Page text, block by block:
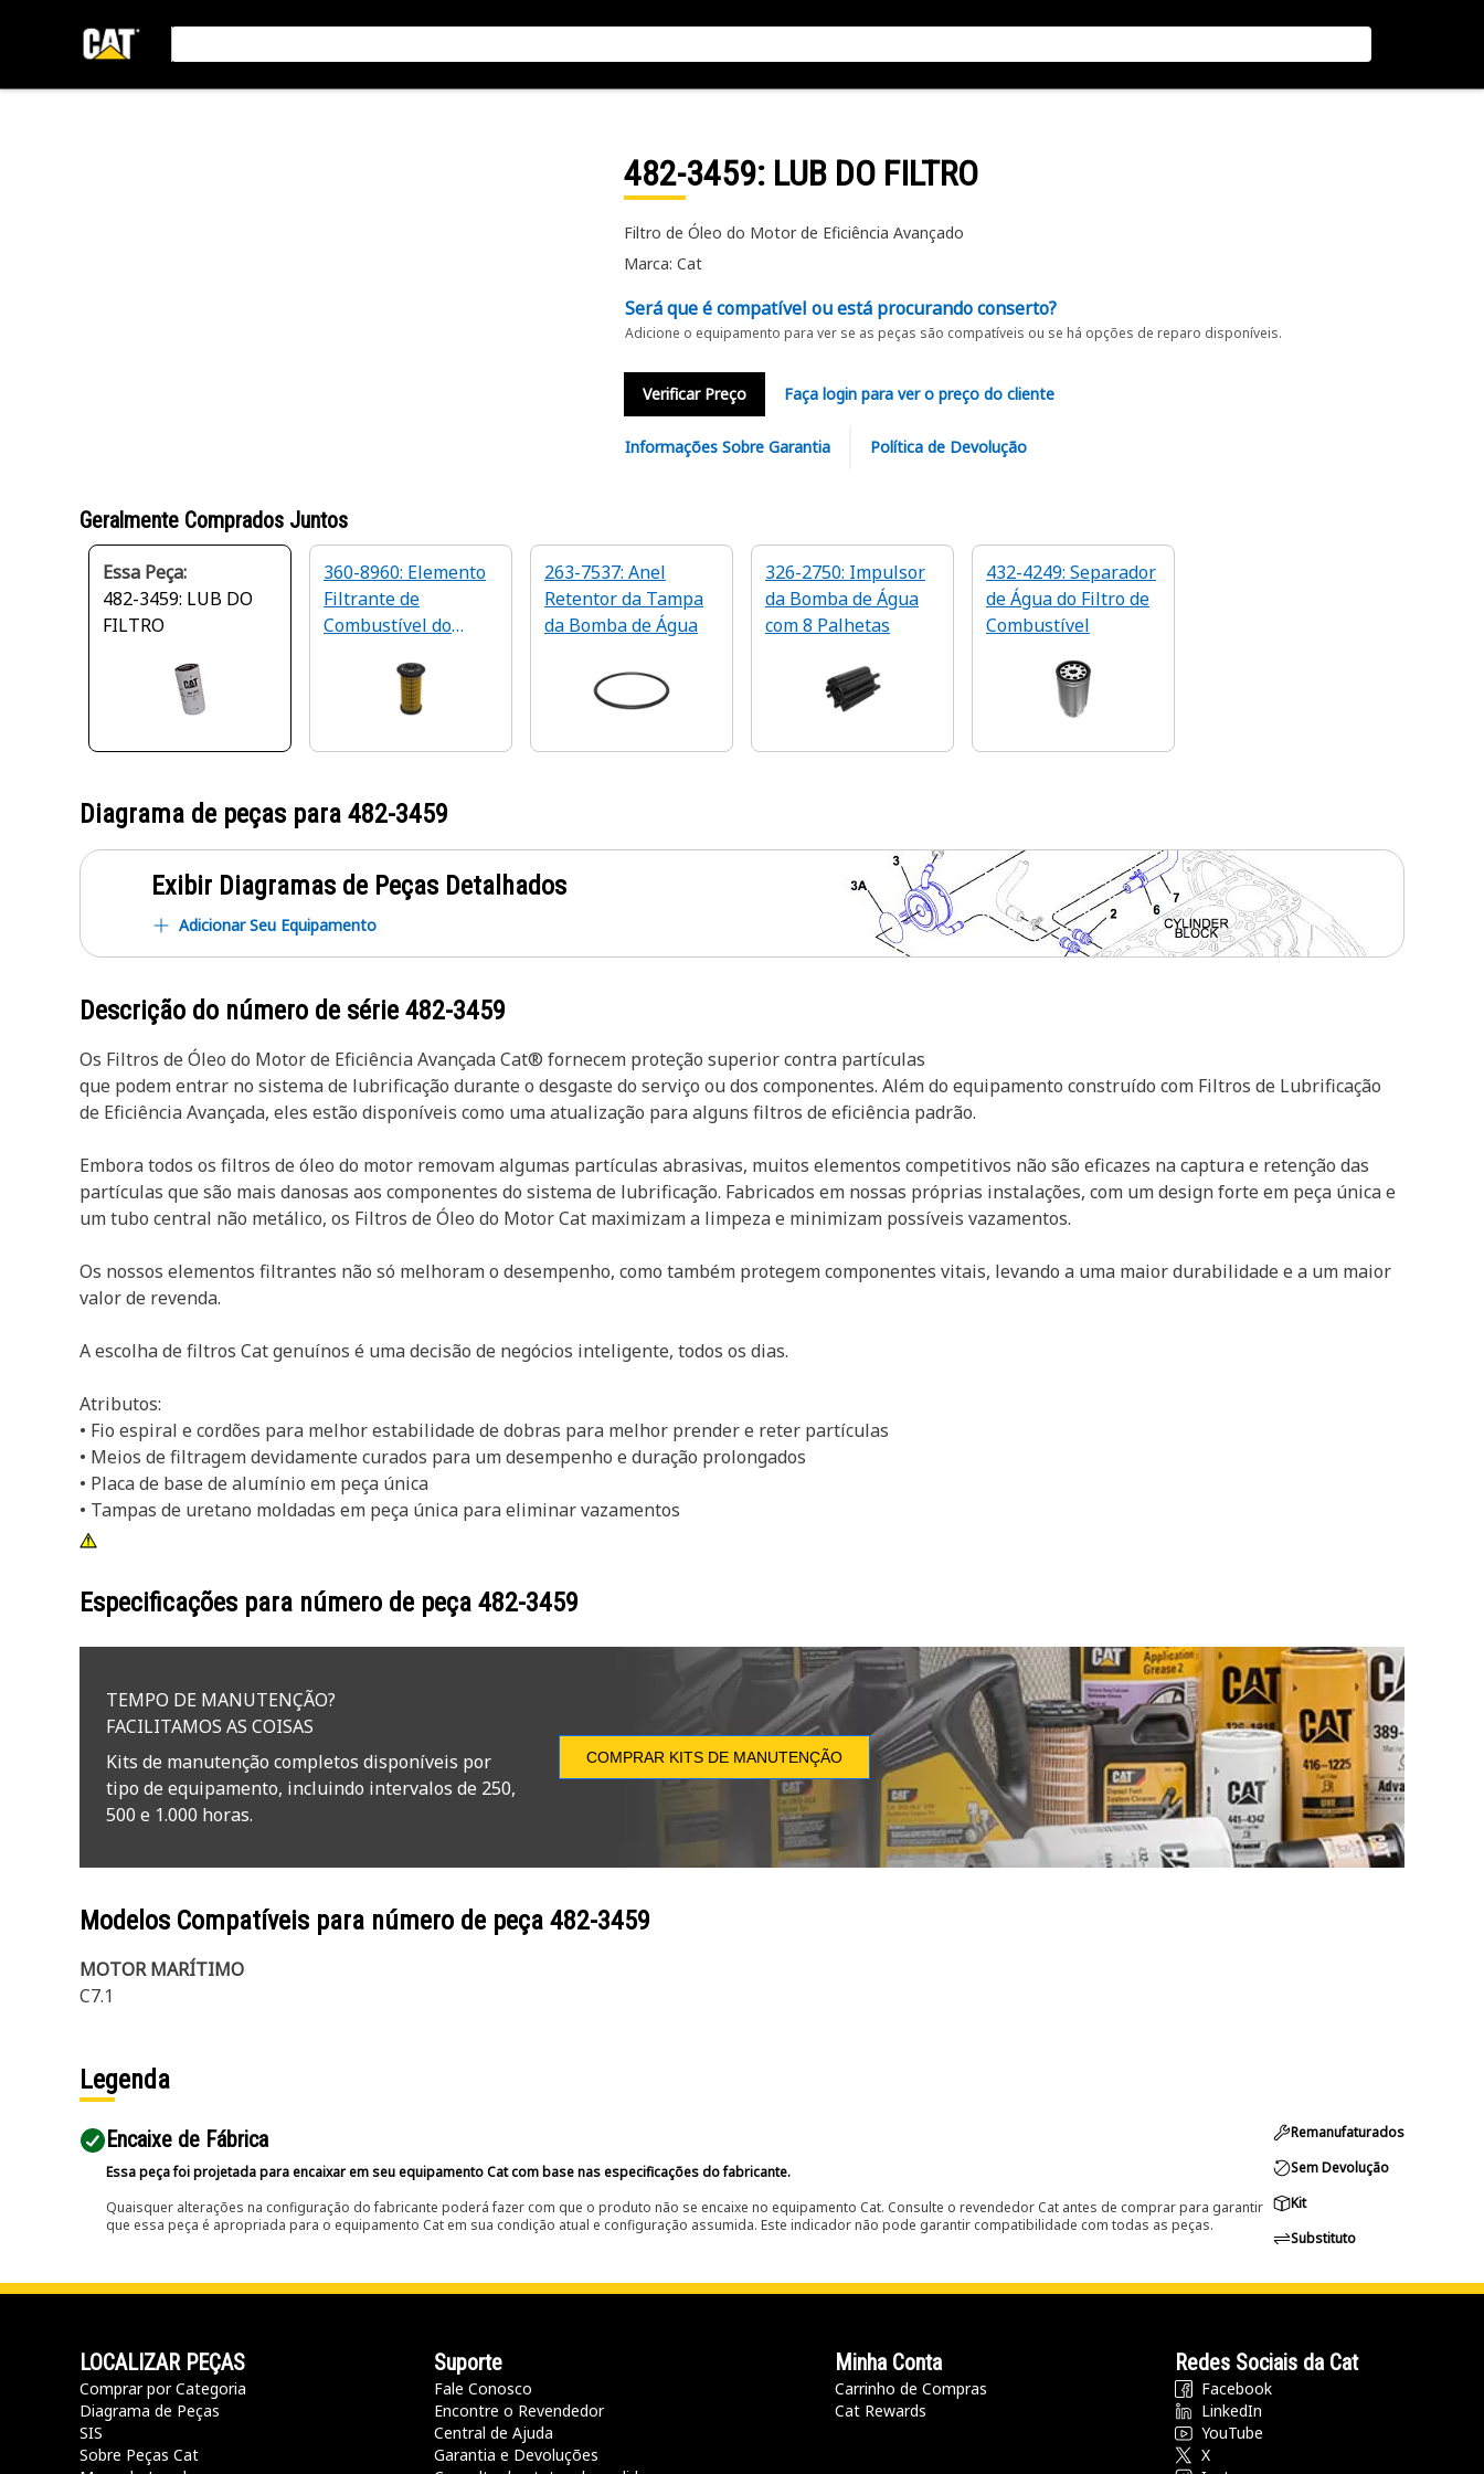
482-3459: LUB DO FILTRO
Filtro de Óleo do Motor de Eficiência Avançado
Marca: Cat
Será que é compatível ou está procurando conserto?
Adicione o equipamento para ver se as peças são compatíveis ou se há opções de reparo disponíveis.
Verificar Preço Faça login para ver o preço do cliente
Informações Sobre Garantia Política de Devolução
Geralmente Comprados Juntos
Essa Peça:
482-3459: LUB DO
FILTRO
360-8960: Elemento
Filtrante de
Combustível do
263-7537: Anel
Retentor da Tampa
da Bomba de Água
326-2750: Impulsor
da Bomba de Água
com 8 Palhetas
432-4249: Separador
de Água do Filtro de
Combustível
Diagrama de peças para 482-3459
Exibir Diagramas de Peças Detalhados
Adicionar Seu Equipamento
Descrição do número de série 482-3459
Os Filtros de Óleo do Motor de Eficiência Avançada Cat® fornecem proteção superior contra partículas
que podem entrar no sistema de lubrificação durante o desgaste do serviço ou dos componentes. Além do equipamento construído com Filtros de Lubrificação
de Eficiência Avançada, eles estão disponíveis como uma atualização para alguns filtros de eficiência padrão.
Embora todos os filtros de óleo do motor removam algumas partículas abrasivas, muitos elementos competitivos não são eficazes na captura e retenção das
partículas que são mais danosas aos componentes do sistema de lubrificação. Fabricados em nossas próprias instalações, com um design forte em peça única e
um tubo central não metálico, os Filtros de Óleo do Motor Cat maximizam a limpeza e minimizam possíveis vazamentos.
Os nossos elementos filtrantes não só melhoram o desempenho, como também protegem componentes vitais, levando a uma maior durabilidade e a um maior
valor de revenda.
A escolha de filtros Cat genuínos é uma decisão de negócios inteligente, todos os dias.
Atributos:
• Fio espiral e cordões para melhor estabilidade de dobras para melhor prender e reter partículas
• Meios de filtragem devidamente curados para um desempenho e duração prolongados
• Placa de base de alumínio em peça única
• Tampas de uretano moldadas em peça única para eliminar vazamentos
Especificações para número de peça 482-3459
TEMPO DE MANUTENÇÃO?
FACILITAMOS AS COISAS
Kits de manutenção completos disponíveis por
tipo de equipamento, incluindo intervalos de 250,
500 e 1.000 horas.
COMPRAR KITS DE MANUTENÇÃO
Modelos Compatíveis para número de peça 482-3459
MOTOR MARÍTIMO
C7.1
Legenda
Encaixe de Fábrica
Essa peça foi projetada para encaixar em seu equipamento Cat com base nas especificações do fabricante.
Quaisquer alterações na configuração do fabricante poderá fazer com que o produto não se encaixe no equipamento Cat. Consulte o revendedor Cat antes de comprar para garantir
que essa peça é apropriada para o equipamento Cat em sua condição atual e configuração assumida. Este indicador não pode garantir compatibilidade com todas as peças.
Remanufaturados
Sem Devolução
Kit
Substituto
LOCALIZAR PEÇAS
Comprar por Categoria
Diagrama de Peças
SIS
Sobre Peças Cat
Suporte
Fale Conosco
Encontre o Revendedor
Central de Ajuda
Garantia e Devoluções
Minha Conta
Carrinho de Compras
Cat Rewards
Redes Sociais da Cat
Facebook
LinkedIn
YouTube
X